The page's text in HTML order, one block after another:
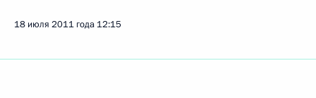
18 июля 2011 года 12:15